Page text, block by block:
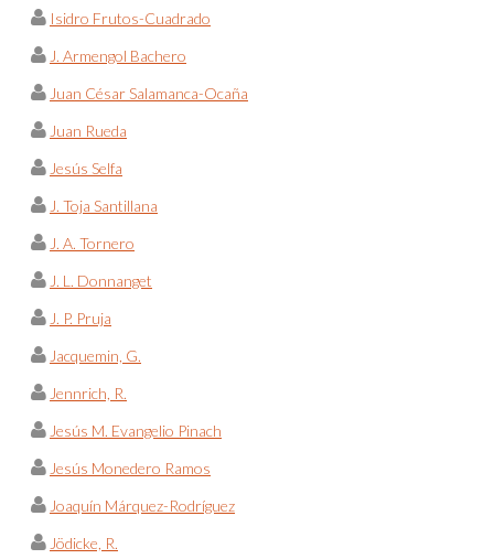
Isidro Frutos-Cuadrado
J. Armengol Bachero
Juan César Salamanca-Ocaña
Juan Rueda
Jesús Selfa
J. Toja Santillana
J. A. Tornero
J. L. Donnanget
J. P. Pruja
Jacquemin, G.
Jennrich, R.
Jesús M. Evangelio Pinach
Jesús Monedero Ramos
Joaquín Márquez-Rodríguez
Jödicke, R.